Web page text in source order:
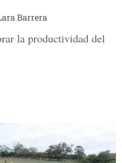
Barrera
la productividad del